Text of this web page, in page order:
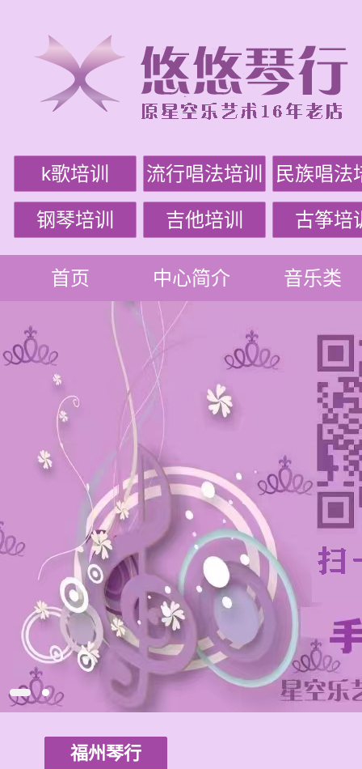
k歌培训 流行唱法培训 民族唱法
钢琴培训 吉他培训 古筝培
首页 中心简介 音乐类
福州琴行